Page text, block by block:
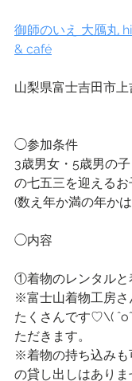
御師のいえ 大鴈丸
& café
山梨県富士吉田市
◯参加条件
3歳男女・5歳男の
の七五三を迎えるお
(数え年か満の年か
◯内容
①着物のレンタルと
※富士山着物工房さ
たくさんです♡\(
ただきます。
※着物の持ち込みも
の貸し出しはありま